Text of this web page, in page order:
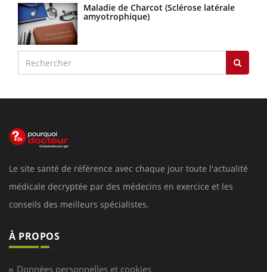
Maladie de Charcot (Sclérose latérale
amyotrophique)
Le site santé de référence avec chaque jour toute l'actualité
médicale decryptée par des médecins en exercice et les
conseils des meilleurs spécialistes.
À PROPOS
Données personnelles et cookies